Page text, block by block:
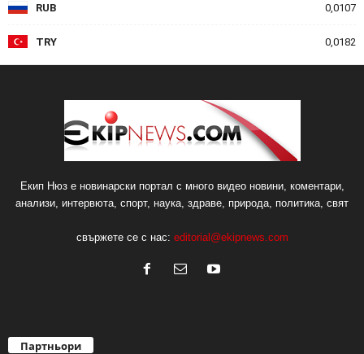
RUB 0,0107
TRY 0,0182
Екип Нюз е новинарски портал с много видео новини, коментари,
анализи, интервюта, спорт, наука, здраве, природа, политика, свят
свържете се с нас: editorial@ekipnews.com
Партньори